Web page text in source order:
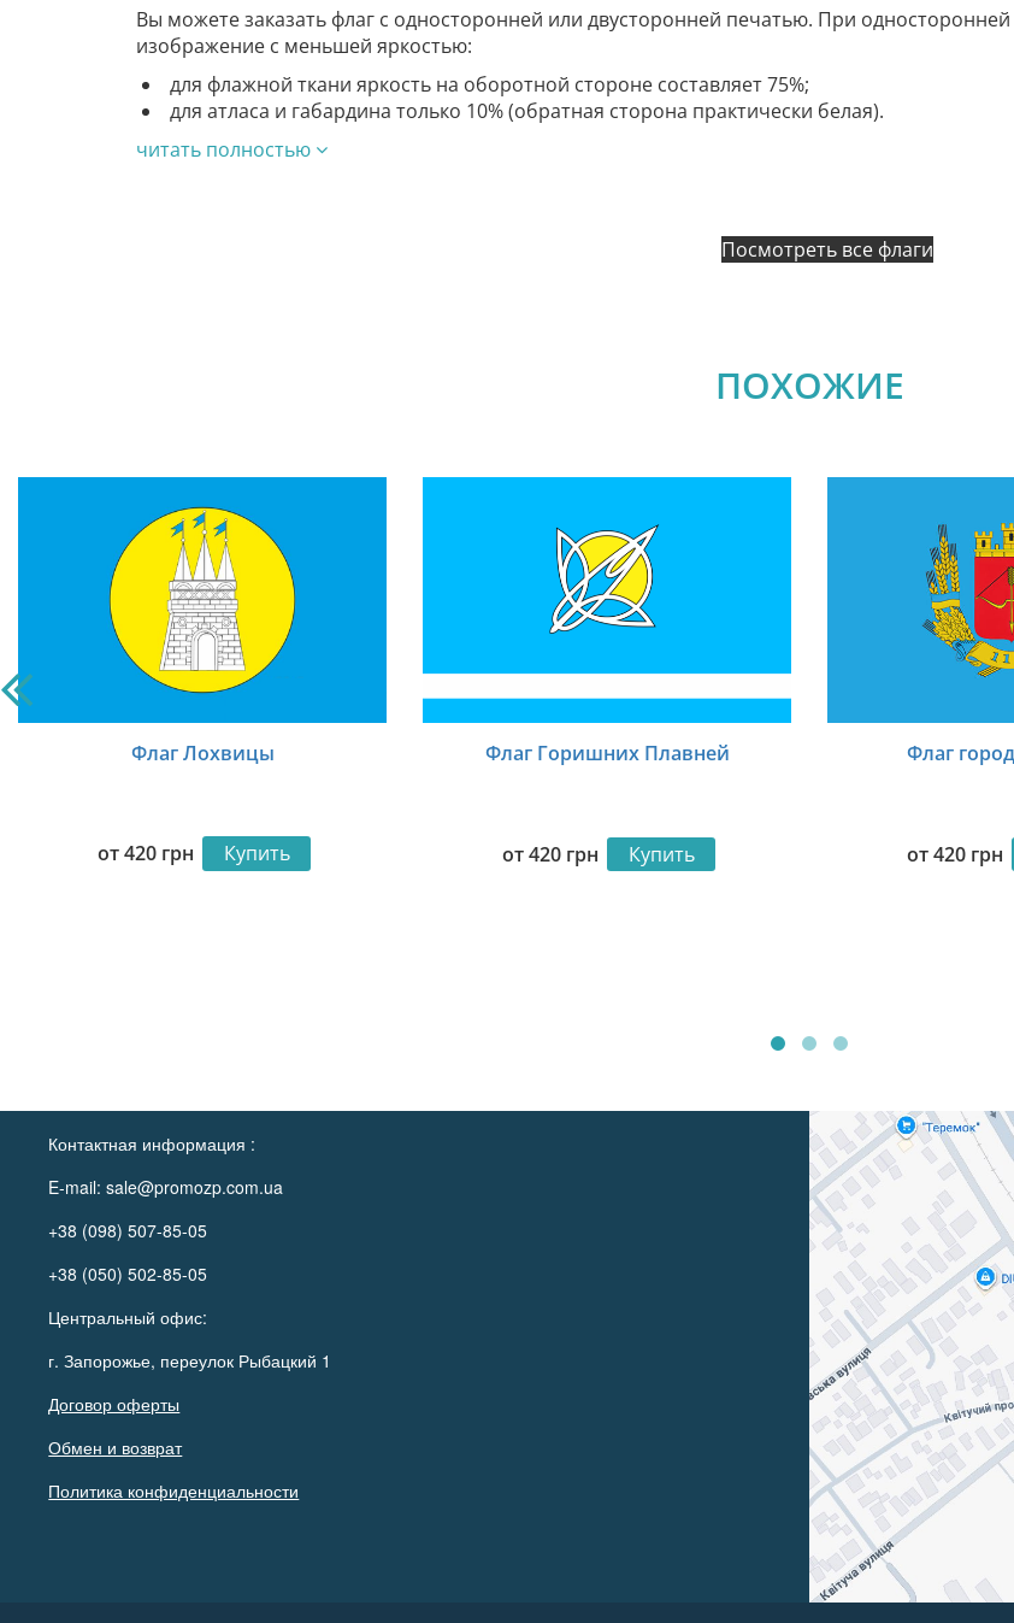
Вы можете заказать флаг с односторонней или двусторонней печатью. При
изображение с меньшей яркостью:
для флажной ткани яркость на оборотной стороне составляет 75%;
для атласа и габардина только 10% (обратная сторона практически белая).
читать полностью
Посмотреть все флаги
ПОХОЖИЕ
Флаг Лохвицы
от420 грн Купить
Флаг Горишних Плавней
от420 грн Купить
Флаг
от420 грн
Контактная информация :
E-mail:sale@promozp.com.ua
+38 (098) 507-85-05
+38 (050) 502-85-05
Центральный офис:
г. Запорожье, переулок Рыбацкий 1
Договор оферты
Обмен и возврат
Политика конфиденциальности